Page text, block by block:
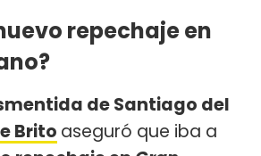
repechaje en
de Santiago del
Brito aseguró que iba a